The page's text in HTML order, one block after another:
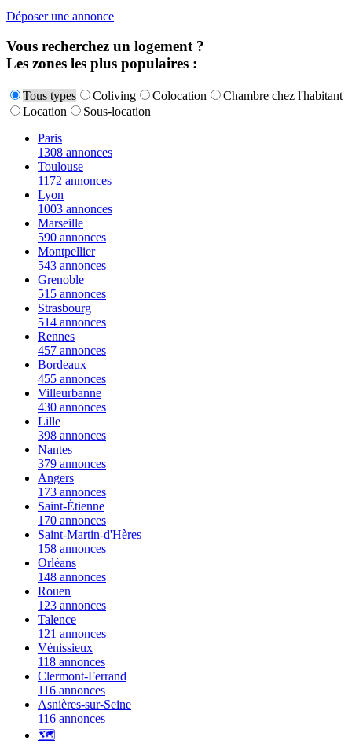
Déposer une annonce
Vous recherchez un logement ?
Les zones les plus populaires :
Tous types Coliving Colocation
Chambre chez l'habitant
Location
Sous-location
Paris
1308 annonces
Toulouse
1172 annonces
Lyon
1003 annonces
Marseille
590 annonces
Montpellier
543 annonces
Grenoble
515 annonces
Strasbourg
514 annonces
Rennes
457 annonces
Bordeaux
455 annonces
Villeurbanne
430 annonces
Lille
398 annonces
Nantes
379 annonces
Angers
173 annonces
Saint-Étienne
170 annonces
Saint-Martin-d'Hères
158 annonces
Orléans
148 annonces
Rouen
123 annonces
Talence
121 annonces
Vénissieux
118 annonces
Clermont-Ferrand
116 annonces
Asnières-sur-Seine
116 annonces
🗺️